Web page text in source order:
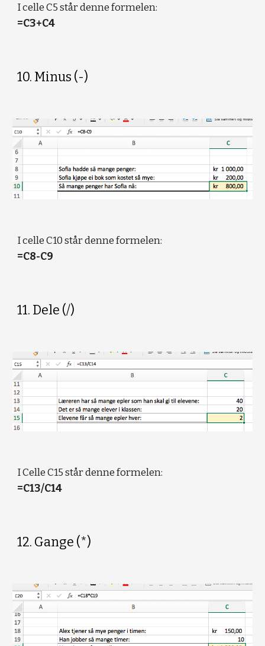
I celle C5 står denne formelen:
=C3+C4
10. Minus (-)
I celle C10 står denne formelen:
=C8-C9
11. Dele (/)
I Celle C15 står denne formelen:
=C13/C14
12. Gange (*)